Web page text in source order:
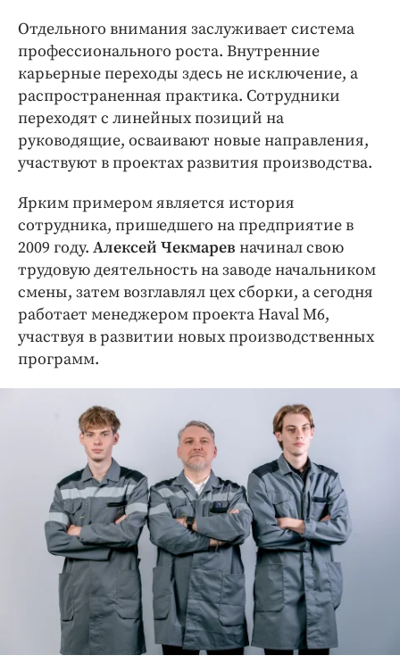
Отдельного внимания заслуживает система
профессионального роста. Внутренние
карьерные переходы здесь не исключение, а
распространенная практика. Сотрудники
переходят с линейных позиций на
руководящие, осваивают новые направления,
участвуют в проектах развития производства.
Ярким примером является история
сотрудника, пришедшего на предприятие в
2009 году. Алексей Чекмарев начинал свою
трудовую деятельность на заводе начальником
смены, затем возглавлял цех сборки, а сегодня
работает менеджером проекта Haval M6,
участвуя в развитии новых производственных
программ.